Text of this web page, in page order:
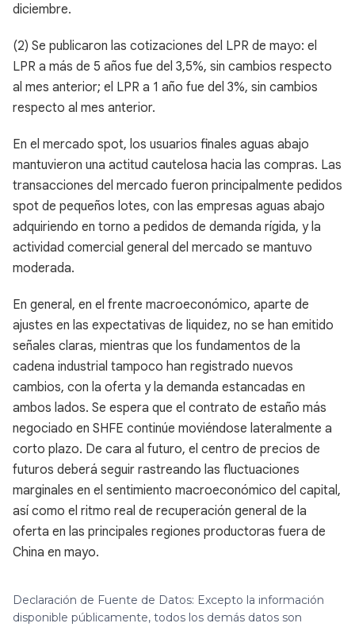
diciembre.
(2) Se publicaron las cotizaciones del LPR de mayo: el
LPR a más de 5 años fue del 3,5%, sin cambios respecto
al mes anterior; el LPR a 1 año fue del 3%, sin cambios
respecto al mes anterior.
En el mercado spot, los usuarios finales aguas abajo
mantuvieron una actitud cautelosa hacia las compras. Las
transacciones del mercado fueron principalmente pedidos
spot de pequeños lotes, con las empresas aguas abajo
adquiriendo en torno a pedidos de demanda rígida, y la
actividad comercial general del mercado se mantuvo
moderada.
En general, en el frente macroeconómico, aparte de
ajustes en las expectativas de liquidez, no se han emitido
señales claras, mientras que los fundamentos de la
cadena industrial tampoco han registrado nuevos
cambios, con la oferta y la demanda estancadas en
ambos lados. Se espera que el contrato de estaño más
negociado en SHFE continúe moviéndose lateralmente a
corto plazo. De cara al futuro, el centro de precios de
futuros deberá seguir rastreando las fluctuaciones
marginales en el sentimiento macroeconómico del capital,
así como el ritmo real de recuperación general de la
oferta en las principales regiones productoras fuera de
China en mayo.
Declaración de Fuente de Datos: Excepto la información
disponible públicamente, todos los demás datos son